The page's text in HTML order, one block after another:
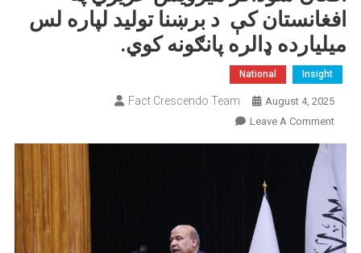
افغانستان کې د برښنا تولید لپاره لس
میلیارده ډالره پانګونه کوي.
Insight
National
August 4, 2025
Fact Crescendo Team
Leave A Comment
On
افغانستان